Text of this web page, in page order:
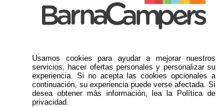
Usamos cookies para ayudar a mejorar nuestros
servicios, hacer ofertas personales y personalizar su
experiencia. Si no acepta las cookies opcionales a
continuación, su experiencia puede verse afectada. Si
desea obtener más información, lea la Política de
privacidad.